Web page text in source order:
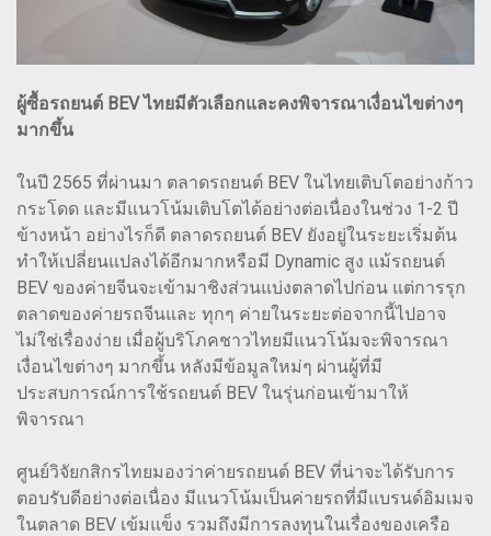
ผู้ซื้อรถยนต์ BEV ไทยมีตัวเลือกและคงพิจารณาเงื่อนไขต่างๆ
มากขึ้น
ในปี 2565 ที่ผ่านมา ตลาดรถยนต์ BEV ในไทยเติบโตอย่างก้าว
กระโดด และมีแนวโน้มเติบโตได้อย่างต่อเนื่องในช่วง 1-2 ปี
ข้างหน้า อย่างไรก็ดี ตลาดรถยนต์ BEV ยังอยู่ในระยะเริ่มต้น
ทำให้เปลี่ยนแปลงได้อีกมากหรือมี Dynamic สูง แม้รถยนต์
BEV ของค่ายจีนจะเข้ามาชิงส่วนแบ่งตลาดไปก่อน แต่การรุก
ตลาดของค่ายรถจีนและ ทุกๆ ค่ายในระยะต่อจากนี้ไปอาจ
ไม่ใช่เรื่องง่าย เมื่อผู้บริโภคชาวไทยมีแนวโน้มจะพิจารณา
เงื่อนไขต่างๆ มากขึ้น หลังมีข้อมูลใหม่ๆ ผ่านผู้ที่มี
ประสบการณ์การใช้รถยนต์ BEV ในรุ่นก่อนเข้ามาให้
พิจารณา
ศูนย์วิจัยกสิกรไทยมองว่าค่ายรถยนต์ BEV ที่น่าจะได้รับการ
ตอบรับดีอย่างต่อเนื่อง มีแนวโน้มเป็นค่ายรถที่มีแบรนด์อิมเมจ
ในตลาด BEV เข้มแข็ง รวมถึงมีการลงทุนในเรื่องของเครือ